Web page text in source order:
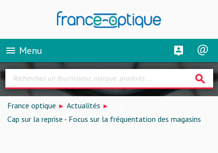
menu Menu
search
France optique
Actualités
Cap sur la reprise - Focus sur la fréquentation des magasins